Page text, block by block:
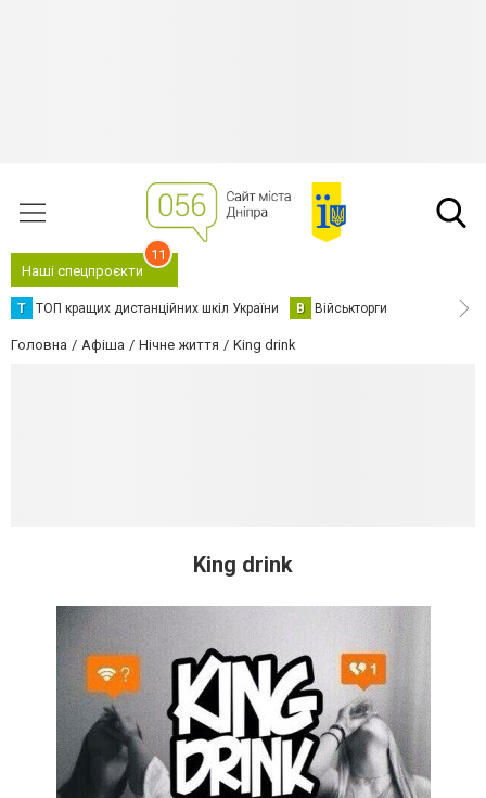
Наші спецпроєкти
11
Т ТОП кращих дистанційних шкіл України В Військторги
Головна Афіша Нічне життя King drink
King drink